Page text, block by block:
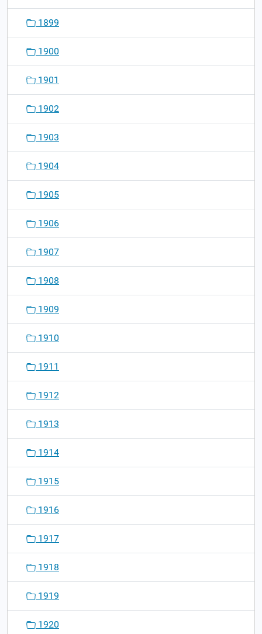
1899
1900
1901
1902
1903
1904
1905
1906
1907
1908
1909
1910
1911
1912
1913
1914
1915
1916
1917
1918
1919
1920